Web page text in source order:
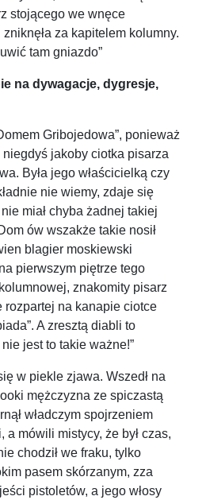
stojącego we wnęce
za kapitelem kolumny.
tam gniazdo”
na dywagacje, dygresje,
Gribojedowa”, ponieważ
niegdyś jakoby ciotka pisarza
Była jego właścicielką czy
nie wiemy, zdaje się
miał chyba żadnej takiej
ów wszakże takie nosił
blagier moskiewski
pierwszym piętrze tego
znakomity pisarz
rozpartej na kanapie ciotce
A zresztą diabli to
jest to takie ważne!”
w piekle zjawa. Wszedł na
mężczyzna ze spiczastą
władczym spojrzeniem
a mówili mistycy, że był czas,
chodził we fraku, tylko
pasem skórzanym, zza
pistoletów, a jego włosy